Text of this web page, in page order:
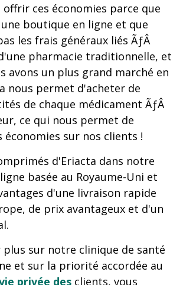
offrir ces économies parce que
boutique en ligne et que
les frais généraux liés ÃƒÂ
pharmacie traditionnelle, et
avons un plus grand marché en
nous permet d'acheter de
de chaque médicament ÃƒÂ
ce qui nous permet de
économies sur nos clients !
d'Eriacta dans notre
basée au Royaume-Uni et
d'une livraison rapide
de prix avantageux et d'un
plus sur notre clinique de santé
et sur la priorité accordée au
privée des clients, vous